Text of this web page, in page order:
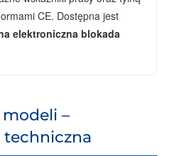
CE. Dostępna jest
elektroniczna blokada
–